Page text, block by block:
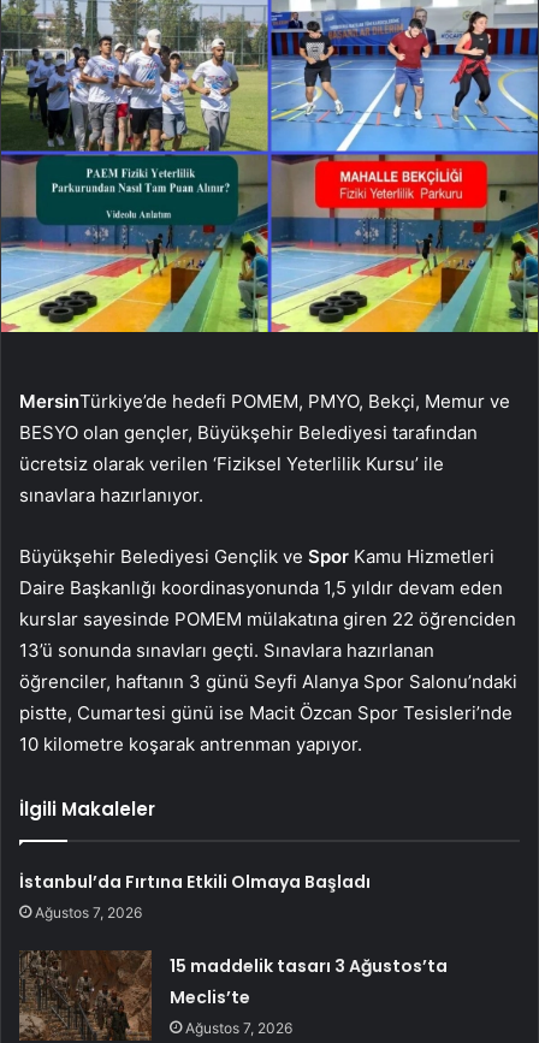
MersinTürkiye’de hedefi POMEM, PMYO, Bekçi, Memur ve
BESYO olan gençler, Büyükşehir Belediyesi tarafından
ücretsiz olarak verilen ‘Fiziksel Yeterlilik Kursu’ ile
sınavlara hazırlanıyor.
Büyükşehir Belediyesi Gençlik ve Spor Kamu Hizmetleri
Daire Başkanlığı koordinasyonunda 1,5 yıldır devam eden
kurslar sayesinde POMEM mülakatına giren 22 öğrenciden
13’ü sonunda sınavları geçti. Sınavlara hazırlanan
öğrenciler, haftanın 3 günü Seyfi Alanya Spor Salonu’ndaki
pistte, Cumartesi günü ise Macit Özcan Spor Tesisleri’nde
10 kilometre koşarak antrenman yapıyor.
İlgili Makaleler
İstanbul’da Fırtına Etkili Olmaya Başladı
Ağustos 7, 2026
15 maddelik tasarı 3 Ağustos’ta
Meclis’te
Ağustos 7, 2026